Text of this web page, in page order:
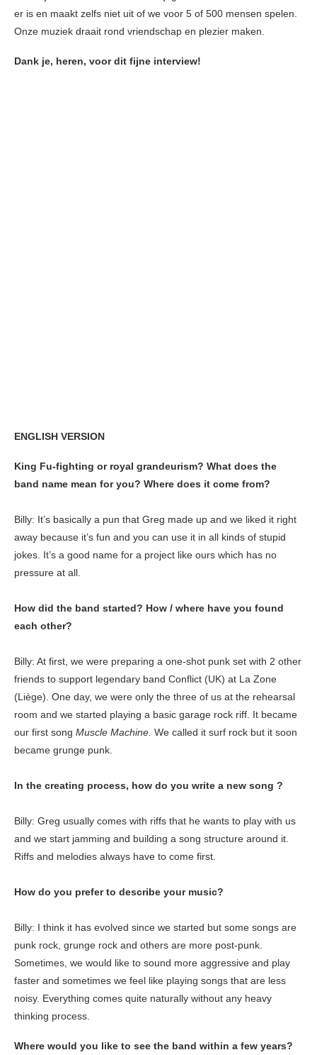
er is en maakt zelfs niet uit of we voor 5 of 500 mensen spelen.
Onze muziek draait rond vriendschap en plezier maken.
Dank je, heren, voor dit fijne interview!
ENGLISH VERSION
King Fu-fighting or royal grandeurism? What does the
band name mean for you? Where does it come from?
Billy: It’s basically a pun that Greg made up and we liked it right
away because it’s fun and you can use it in all kinds of stupid
jokes. It’s a good name for a project like ours which has no
pressure at all.
How did the band started? How / where have you found
each other?
Billy: At first, we were preparing a one-shot punk set with 2 other
friends to support legendary band Conflict (UK) at La Zone
(Liège). One day, we were only the three of us at the rehearsal
room and we started playing a basic garage rock riff. It became
our first song Muscle Machine. We called it surf rock but it soon
became grunge punk.
In the creating process, how do you write a new song ?
Billy: Greg usually comes with riffs that he wants to play with us
and we start jamming and building a song structure around it.
Riffs and melodies always have to come first.
How do you prefer to describe your music?
Billy: I think it has evolved since we started but some songs are
punk rock, grunge rock and others are more post-punk.
Sometimes, we would like to sound more aggressive and play
faster and sometimes we feel like playing songs that are less
noisy. Everything comes quite naturally without any heavy
thinking process.
Where would you like to see the band within a few years?